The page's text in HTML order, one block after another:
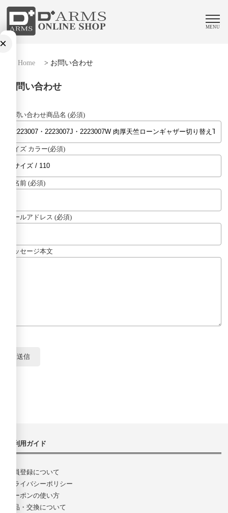
MENU
Home > お問い合わせ
お問い合わせ
お問い合わせ商品名 (必須)
サイズ カラー(必須)
お名前 (必須)
メールアドレス (必須)
メッセージ本文
ご利用ガイド
会員登録について
プライバシーポリシー
クーポンの使い方
返品・交換について
×